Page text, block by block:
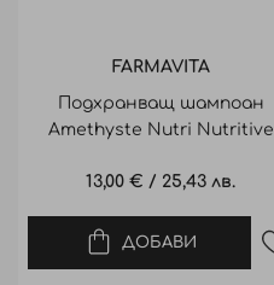
FARMAVITA
Подхранващ шампоан
Amethyste Nutri Nutritive
13,00 € / 25,43 лв.
ДОБАВИ